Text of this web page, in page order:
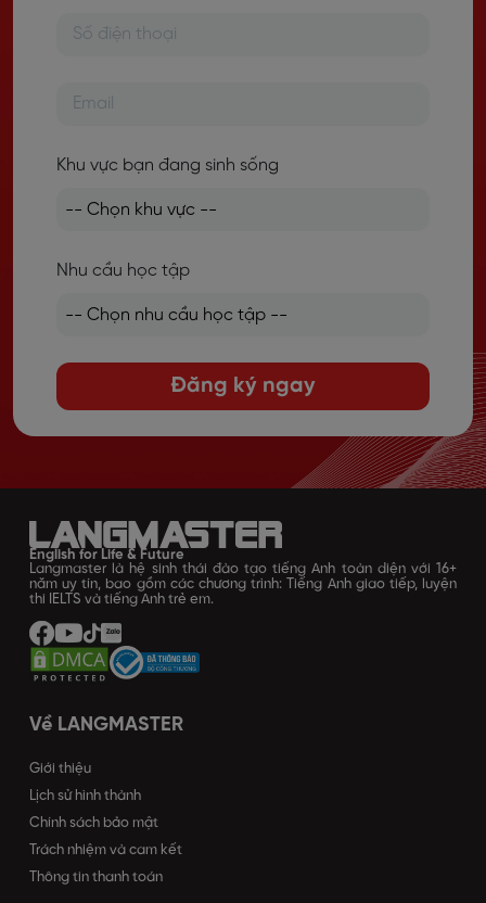
Khu vực bạn đang sinh sống
Nhu cầu học tập
Đăng ký ngay
English for Life & Future
Langmaster là hệ sinh thái đào tạo tiếng Anh toàn diện với 16+
năm uy tín, bao gồm các chương trình: Tiếng Anh giao tiếp, luyện
thi IELTS và tiếng Anh trẻ em.
Về LANGMASTER
Giới thiệu
Lịch sử hình thành
Chính sách bảo mật
Trách nhiệm và cam kết
Thông tin thanh toán